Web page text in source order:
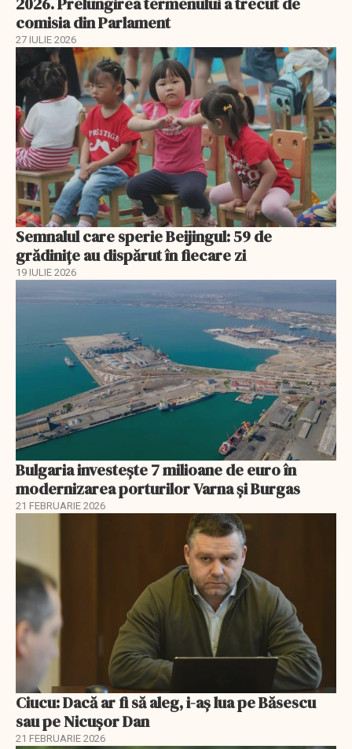
comisia din Parlament
27 IULIE 2026
Semnalul care sperie Beijingul: 59 de
grădinițe au dispărut în fiecare zi
19 IULIE 2026
Bulgaria investește 7 milioane de euro în
modernizarea porturilor Varna și Burgas
21 FEBRUARIE 2026
Ciucu: Dacă ar fi să aleg, i-aș lua pe Băsescu
sau pe Nicușor Dan
21 FEBRUARIE 2026